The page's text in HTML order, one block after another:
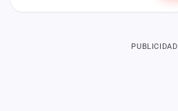
PUBLICIDAD